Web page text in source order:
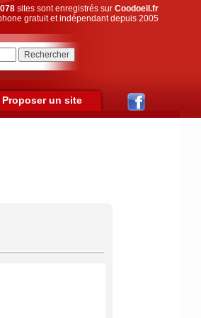
sites sont enregistrés sur Coodoeil.fr
gratuit et indépendant depuis 2005
Proposer un site